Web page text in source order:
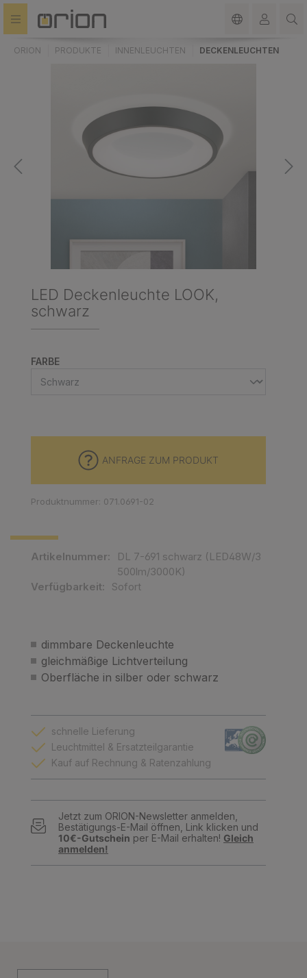
springen
ORION PRODUKTE INNENLEUCHTEN DECKENLEUCHTEN
LED Deckenleuchte LOOK,
schwarz
FARBEAUSWÄHLEN
dimmbare Deckenleuchte
gleichmäßige Lichtverteilung
Oberfläche in silber oder schwarz
Artikelnummer:
DL 7-691 schwarz (LED48W/3
500lm/3000K)
Verfügbarkeit:
Sofort
ANFRAGE ZUM PRODUKT
Produktnummer: 071.0691-02
schnelle Lieferung
Leuchtmittel & Ersatzteilgarantie
Kauf auf Rechnung & Ratenzahlung
Jetzt zum ORION-Newsletter anmelden,
Bestätigungs-E-Mail öffnen, Link klicken und
10€-Gutschein per E-Mail erhalten! Gleich
anmelden!